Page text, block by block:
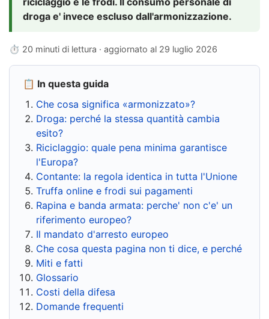
droga e' invece escluso dall'armonizzazione.
⏱ 20 minuti di lettura · aggiornato al 29 luglio 2026
📋 In questa guida
Che cosa significa «armonizzato»?
Droga: perché la stessa quantità cambia
esito?
Riciclaggio: quale pena minima garantisce
l'Europa?
Contante: la regola identica in tutta l'Unione
Truffa online e frodi sui pagamenti
Rapina e banda armata: perche' non c'e' un
riferimento europeo?
Il mandato d'arresto europeo
Che cosa questa pagina non ti dice, e perché
Miti e fatti
Glossario
Costi della difesa
Domande frequenti